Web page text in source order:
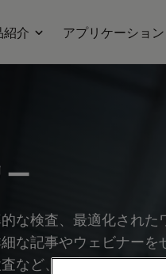
紹介 アプリケーション
な検査、最適化され
な記事やウェビナー
など、幅広いトピッ